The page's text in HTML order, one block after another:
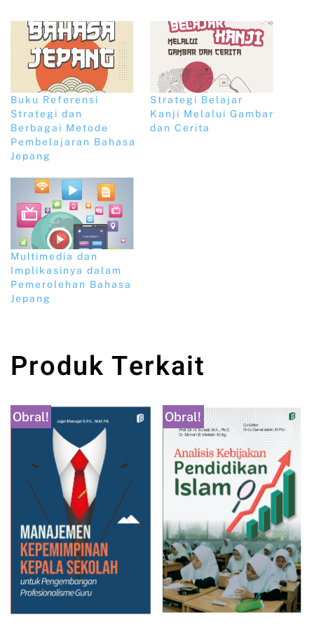
Buku Referensi
Strategi dan
Berbagai Metode
Pembelajaran Bahasa
Jepang
Strategi Belajar
Kanji Melalui Gambar
dan Cerita
Multimedia dan
Implikasinya dalam
Pemerolehan Bahasa
Jepang
Produk Terkait
Obral! Obral!